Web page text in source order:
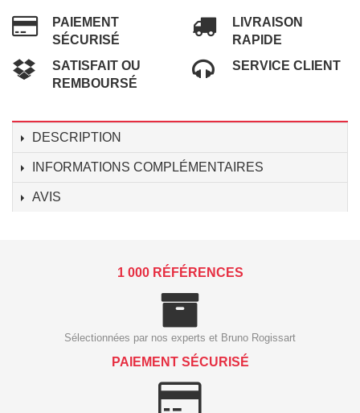
PAIEMENT
SÉCURISÉ
LIVRAISON
RAPIDE
SATISFAIT OU
REMBOURSÉ
SERVICE CLIENT
DESCRIPTION
INFORMATIONS COMPLÉMENTAIRES
AVIS
1 000 RÉFÉRENCES
Sélectionnées par nos experts et Bruno Rogissart
PAIEMENT SÉCURISÉ